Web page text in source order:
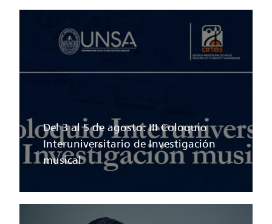
Del 3 al 5 de agosto: III Coloquio
Interuniversitario de Investigación
musical